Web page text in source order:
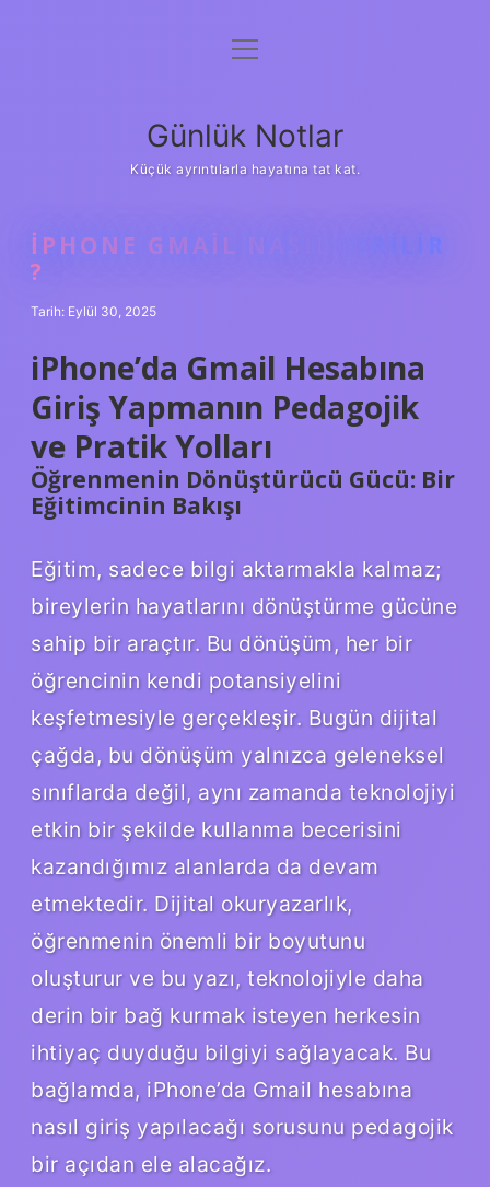
Anasayfa
Yasal Uyarı
menüyü
Günlük Notlar
Küçük ayrıntılarla hayatına tat kat.
IPHONE GMAIL NASIL GIRILIR
?
Tarih: Eylül 30, 2025
iPhone’da Gmail Hesabına
Giriş Yapmanın Pedagojik
ve Pratik Yolları
Öğrenmenin Dönüştürücü Gücü: Bir
Eğitimcinin Bakışı
Eğitim, sadece bilgi aktarmakla kalmaz;
bireylerin hayatlarını dönüştürme gücüne
sahip bir araçtır. Bu dönüşüm, her bir
öğrencinin kendi potansiyelini
keşfetmesiyle gerçekleşir. Bugün dijital
çağda, bu dönüşüm yalnızca geleneksel
sınıflarda değil, aynı zamanda teknolojiyi
etkin bir şekilde kullanma becerisini
kazandığımız alanlarda da devam
etmektedir. Dijital okuryazarlık,
öğrenmenin önemli bir boyutunu
oluşturur ve bu yazı, teknolojiyle daha
derin bir bağ kurmak isteyen herkesin
ihtiyaç duyduğu bilgiyi sağlayacak. Bu
bağlamda, iPhone’da Gmail hesabına
nasıl giriş yapılacağı sorusunu pedagojik
bir açıdan ele alacağız.